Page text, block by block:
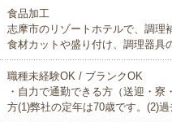
食品加工
志摩市のリゾートホテルで、調理
食材カットや盛り付け、調理器
職種未経験OK / ブランクOK
・自力で通勤できる方（送迎・
方(1)弊社の定年は70歳です。(2)